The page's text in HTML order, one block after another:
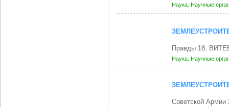
Наука. Научные
Правды 18,
Наука. Научные
Советской